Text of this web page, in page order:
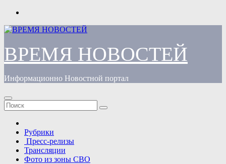
Перейти
содержимому
ВРЕМЯ НОВОСТЕЙ
Информационно Новостной портал
Рубрики
Пресс-релизы
Трансляции
Фото из зоны СВО